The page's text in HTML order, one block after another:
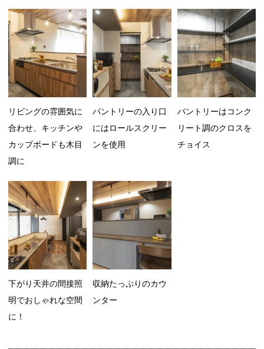
リビングの雰囲気に
合わせ、キッチンや
カップボードも木目
調に
パントリーの入り口
にはロールスクリー
ンを使用
パントリーはコンク
リート調のクロスを
チョイス
下がり天井の間接照
明でおしゃれな空間
に！
収納たっぷりのカウ
ンター